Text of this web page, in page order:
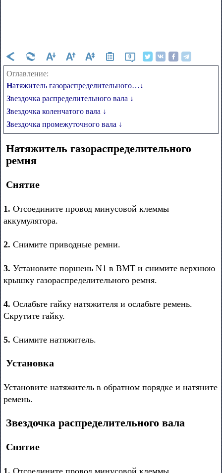
0
Оглавление:
Натяжитель газораспределительного…↓
Звездочка распределительного вала ↓
Звездочка коленчатого вала ↓
Звездочка промежуточного вала ↓
Натяжитель газораспределительного
ремня
Снятие
1. Отсоедините провод минусовой клеммы
аккумулятора.
2. Снимите приводные ремни.
3. Установите поршень N1 в ВМТ и снимите верхнюю
крышку газораспределительного ремня.
4. Ослабьте гайку натяжителя и ослабьте ремень.
Скрутите гайку.
5. Снимите натяжитель.
Установка
Установите натяжитель в обратном порядке и натяните
ремень.
Звездочка распределительного вала
Снятие
1. Отсоедините провод минусовой клеммы